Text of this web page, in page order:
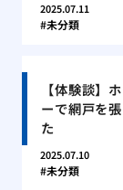
2025.07.11
未分類
【体験談】
ーで網戸を
た
2025.07.10
未分類